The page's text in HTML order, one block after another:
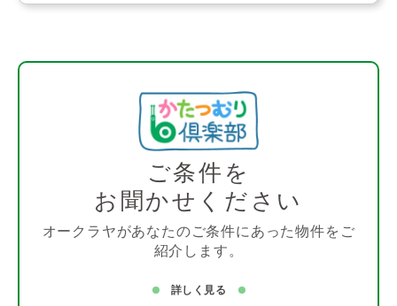
ご条件を
お聞かせください
オークラヤがあなたのご条件にあった物件をご
紹介します。
詳しく見る